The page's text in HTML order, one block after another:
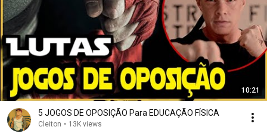
10:21
5 JOGOS DE OPOSIÇÃO Para EDUCAÇÃO FÍSICA
Cleiton • 13K views